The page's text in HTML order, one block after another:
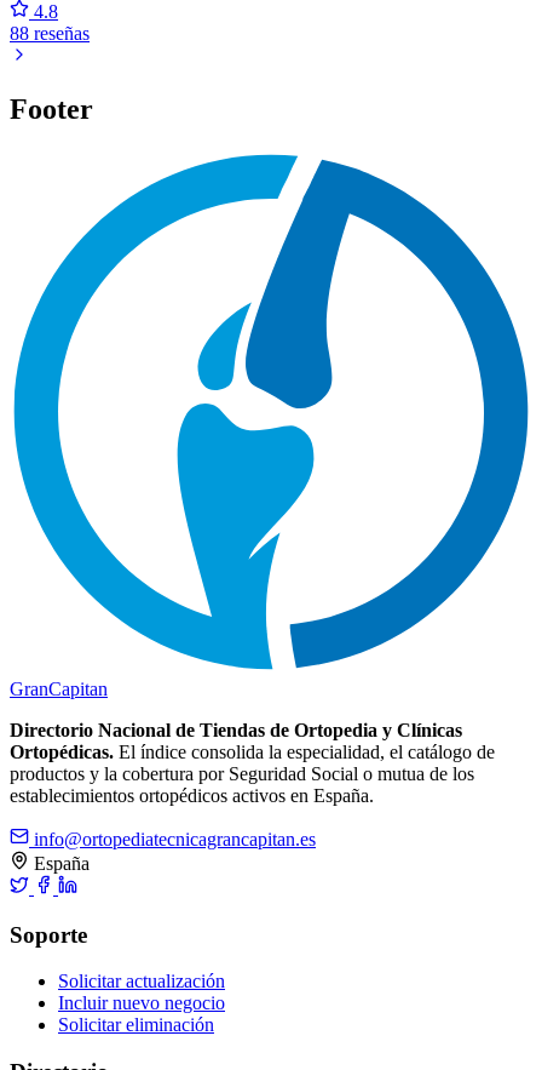
4.8
88 reseñas
Footer
GranCapitan
Directorio Nacional de Tiendas de Ortopedia y Clínicas
Ortopédicas. El índice consolida la especialidad, el catálogo de
productos y la cobertura por Seguridad Social o mutua de los
establecimientos ortopédicos activos en España.
info@ortopediatecnicagrancapitan.es
España
Soporte
Solicitar actualización
Incluir nuevo negocio
Solicitar eliminación